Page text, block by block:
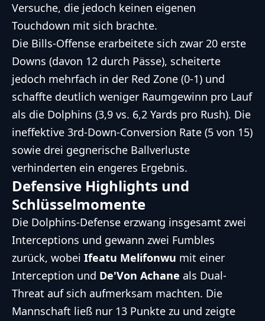
Versuche, die jedoch keinen eigenen
Touchdown mit sich brachte.
Die Bills-Offense erarbeitete sich zwar 20 erste
Downs (davon 12 durch Pässe), scheiterte
jedoch mehrfach in der Red Zone (0-1) und
schaffte deutlich weniger Raumgewinn pro Lauf
als die Dolphins (3,9 vs. 6,2 Yards pro Rush). Die
ineffektive 3rd-Down-Conversion Rate (5 von 15)
sowie drei gegnerische Ballverluste
verhinderten ein engeres Ergebnis.
Defensive Highlights und
Schlüsselmomente
Die Dolphins-Defense erzwang insgesamt zwei
Interceptions und gewann zwei Fumbles
zurück, wobei Ifeatu Melifonwu mit einer
Interception und De'Von Achane als Dual-
Threat auf sich aufmerksam machten. Die
Mannschaft ließ nur 13 Punkte zu und zeigte